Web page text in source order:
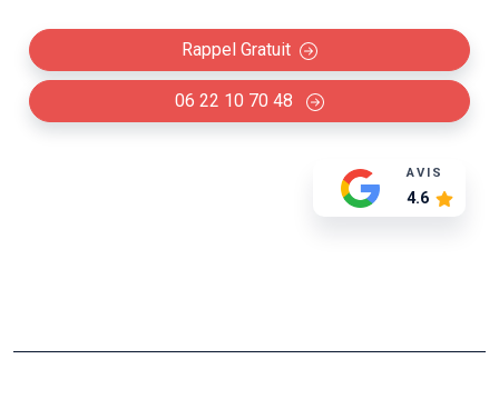
Rappel Gratuit
06 22 10 70 48
AVIS
4.6